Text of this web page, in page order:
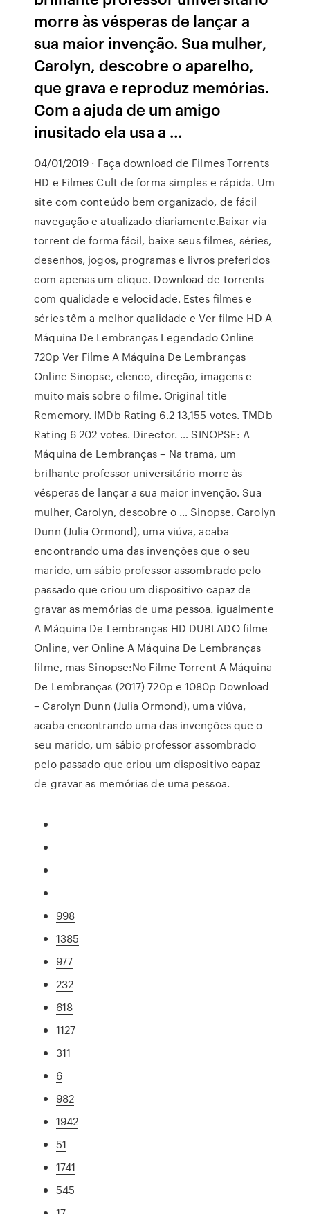
morre às vésperas de lançar a
sua maior invenção. Sua mulher,
Carolyn, descobre o aparelho,
que grava e reproduz memórias.
Com a ajuda de um amigo
inusitado ela usa a …
04/01/2019 · Faça download de Filmes Torrents
HD e Filmes Cult de forma simples e rápida. Um
site com conteúdo bem organizado, de fácil
navegação e atualizado diariamente.Baixar via
torrent de forma fácil, baixe seus filmes, séries,
desenhos, jogos, programas e livros preferidos
com apenas um clique. Download de torrents
com qualidade e velocidade. Estes filmes e
séries têm a melhor qualidade e Ver filme HD A
Máquina De Lembranças Legendado Online
720p Ver Filme A Máquina De Lembranças
Online Sinopse, elenco, direção, imagens e
muito mais sobre o filme. Original title
Rememory. IMDb Rating 6.2 13,155 votes. TMDb
Rating 6 202 votes. Director. … SINOPSE: A
Máquina de Lembranças – Na trama, um
brilhante professor universitário morre às
vésperas de lançar a sua maior invenção. Sua
mulher, Carolyn, descobre o … Sinopse. Carolyn
Dunn (Julia Ormond), uma viúva, acaba
encontrando uma das invenções que o seu
marido, um sábio professor assombrado pelo
passado que criou um dispositivo capaz de
gravar as memórias de uma pessoa. igualmente
A Máquina De Lembranças HD DUBLADO filme
Online, ver Online A Máquina De Lembranças
filme, mas Sinopse:No Filme Torrent A Máquina
De Lembranças (2017) 720p e 1080p Download
– Carolyn Dunn (Julia Ormond), uma viúva,
acaba encontrando uma das invenções que o
seu marido, um sábio professor assombrado
pelo passado que criou um dispositivo capaz
de gravar as memórias de uma pessoa.
998
1385
977
232
618
1127
311
6
982
1942
51
1741
545